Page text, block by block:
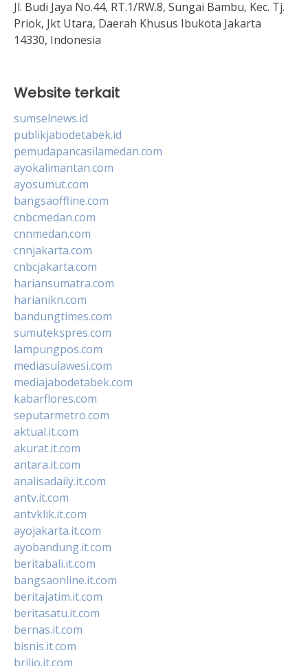
Jl. Budi Jaya No.44, RT.1/RW.8, Sungai Bambu, Kec. Tj.
Priok, Jkt Utara, Daerah Khusus Ibukota Jakarta
14330, Indonesia
Website terkait
sumselnews.id
publikjabodetabek.id
pemudapancasilamedan.com
ayokalimantan.com
ayosumut.com
bangsaoffline.com
cnbcmedan.com
cnnmedan.com
cnnjakarta.com
cnbcjakarta.com
hariansumatra.com
harianikn.com
bandungtimes.com
sumutekspres.com
lampungpos.com
mediasulawesi.com
mediajabodetabek.com
kabarflores.com
seputarmetro.com
aktual.it.com
akurat.it.com
antara.it.com
analisadaily.it.com
antv.it.com
antvklik.it.com
ayojakarta.it.com
ayobandung.it.com
beritabali.it.com
bangsaonline.it.com
beritajatim.it.com
beritasatu.it.com
bernas.it.com
bisnis.it.com
brilio.it.com